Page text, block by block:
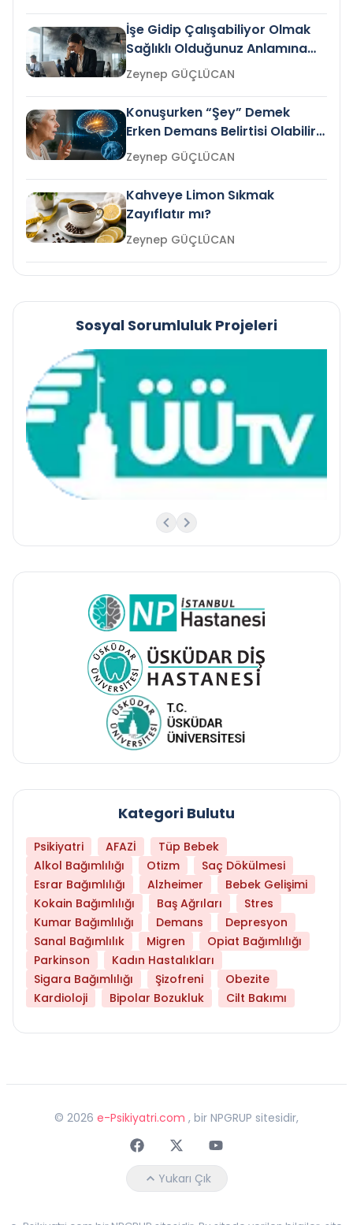
İşe Gidip Çalışabiliyor Olmak
Sağlıklı Olduğunuz Anlamına
Gelir mi?Zeynep GÜÇLÜCAN
Konuşurken “Şey” Demek
Erken Demans Belirtisi Olabilir
mi?
Zeynep GÜÇLÜCAN
Kahveye Limon Sıkmak
Zayıflatır mı?
Zeynep GÜÇLÜCAN
Sosyal Sorumluluk Projeleri
Kategori Bulutu
Psikiyatri AFAZİ
Tüp Bebek
Alkol Bağımlılığı
Otizm
Saç Dökülmesi
Esrar Bağımlılığı
Alzheimer
Bebek Gelişimi
Kokain Bağımlılığı
Baş Ağrıları
Stres
Kumar Bağımlılığı
Demans
Depresyon
Sanal Bağımlılık
Migren
Opiat Bağımlılığı
Parkinson
Kadın Hastalıkları
Sigara Bağımlılığı
Şizofreni
Obezite
Kardioloji
Bipolar Bozukluk Cilt Bakımı
© 2026 e-Psikiyatri.com , bir NPGRUP sitesidir,
FaceebokTwitterYoutube
Yukarı Çık